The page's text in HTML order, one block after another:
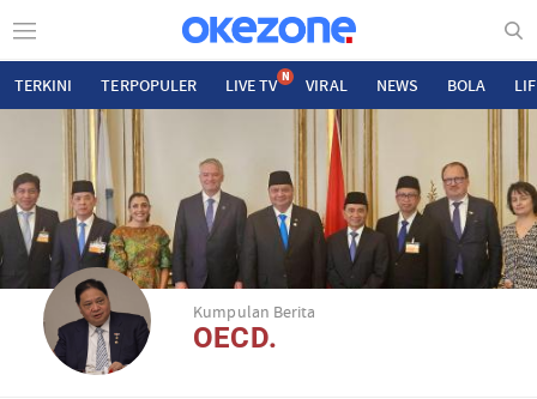
TERKINI TERPOPULER LIVE TV N VIRAL NEWS BOLA
Kumpulan Berita
OECD.